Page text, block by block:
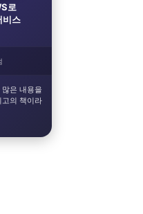
로
비스
은 내용을
고의 책이라